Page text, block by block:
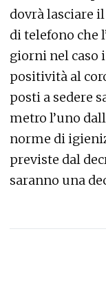
dovrà lasciare
di telefono che
giorni nel caso
positività al
posti a sedere
metro l’uno
norme di
previste dal
saranno una